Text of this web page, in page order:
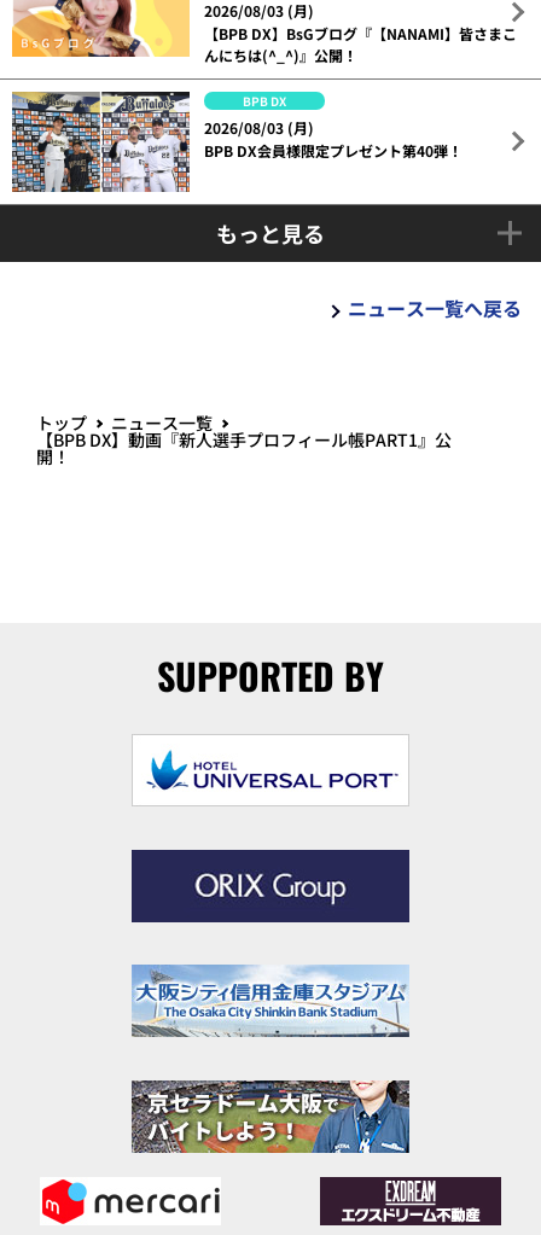
2026/08/03 (月)
【BPB DX】BsGブログ『【NANAMI】皆さまこ
んにちは(^_^)』公開！
BPB DX
2026/08/03 (月)
BPB DX会員様限定プレゼント第40弾！
もっと見る
ニュース一覧へ戻る
トップ ニュース一覧
【BPB DX】動画『新人選手プロフィール帳PART1』公
開！
SUPPORTED BY